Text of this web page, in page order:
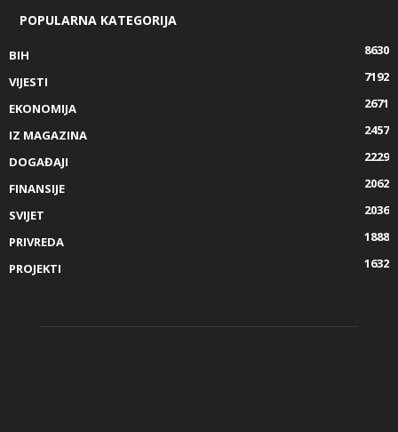
POPULARNA KATEGORIJA
BIH
8630
VIJESTI
7192
EKONOMIJA
2671
IZ MAGAZINA
2457
DOGAĐAJI
2229
FINANSIJE
2062
SVIJET
2036
PRIVREDA
1888
PROJEKTI
1632